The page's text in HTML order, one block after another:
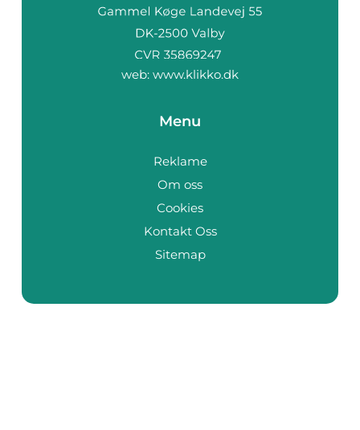
web: www.klikko.dk
Menu
Reklame
Om oss
Cookies
Kontakt Oss
Sitemap